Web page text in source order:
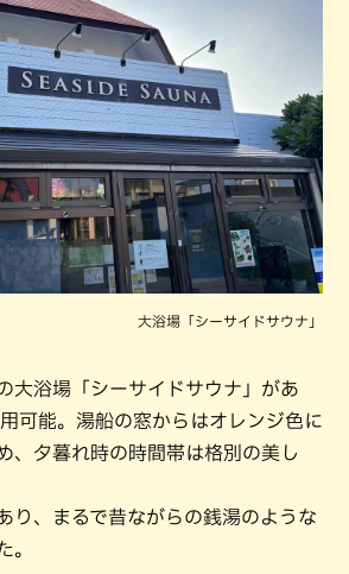
大浴場「シーサイドサウナ」
大浴場「シーサイドサウナ」があ
可能。湯船の窓からはオレンジ色に
、夕暮れ時の時間帯は格別の美し
り、まるで昔ながらの銭湯のような
。